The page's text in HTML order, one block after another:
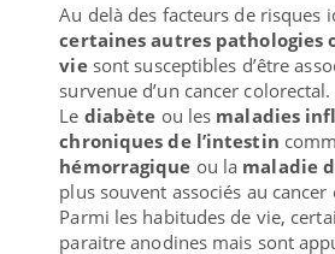
Au delà des facteurs de risques
certaines autres pathologies
viesont susceptibles d’être
survenue d’un cancer colorectal.
Le diabète ou les maladies
chroniques de l’intestin
hémorragique ou la maladie
plus souvent associés au cancer
Parmi les habitudes de vie,
paraitre anodines mais sont